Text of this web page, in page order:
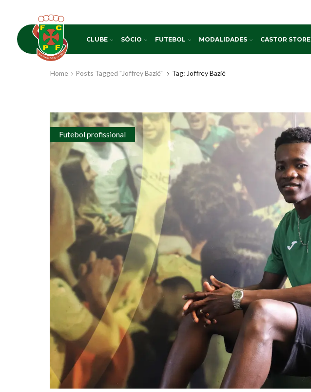
CLUBE SÓCIO FUTEBOL MODALIDADES CASTOR STORE
Home Posts Tagged "Joffrey Bazié" Tag: Joffrey Bazié
Futebol profissional